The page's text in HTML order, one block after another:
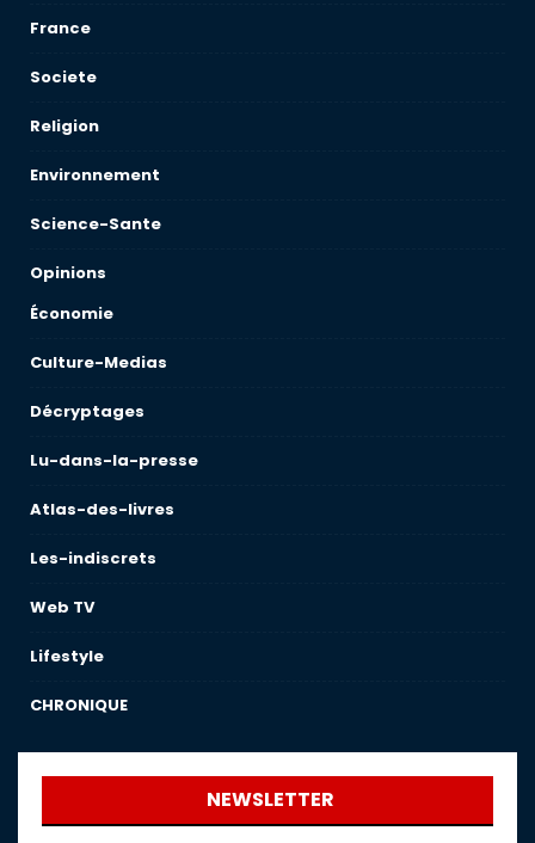
France
Societe
Religion
Environnement
Science-Sante
Opinions
Économie
Culture-Medias
Décryptages
Lu-dans-la-presse
Atlas-des-livres
Les-indiscrets
Web TV
Lifestyle
CHRONIQUE
NEWSLETTER